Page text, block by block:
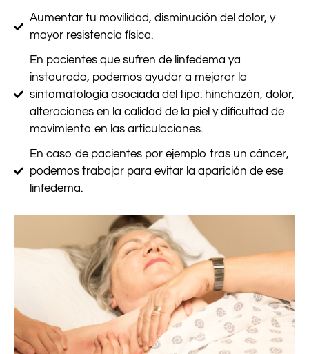
Aumentar tu movilidad, disminución del dolor, y
mayor resistencia física.
En pacientes que sufren delinfedema ya
instaurado, podemos ayudar a mejorar la
sintomatología asociada del tipo: hinchazón, dolor,
alteraciones en la calidad de la piel y dificultad de
movimiento en las articulaciones.
En caso de pacientes por ejemplo tras un cáncer,
podemos trabajar para evitar la aparición de ese
linfedema.